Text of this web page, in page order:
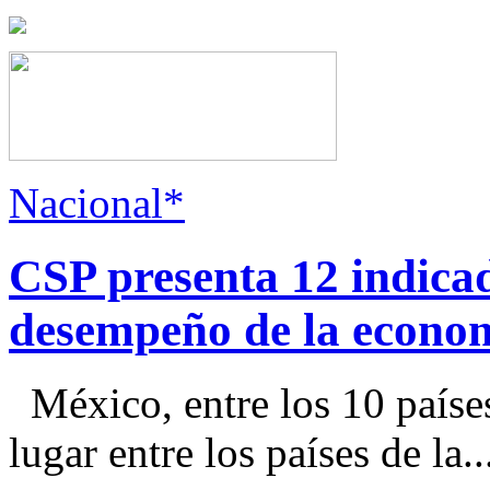
Nacional*
CSP presenta 12
desempeño de la
México, entre los 10
lugar entre los países de